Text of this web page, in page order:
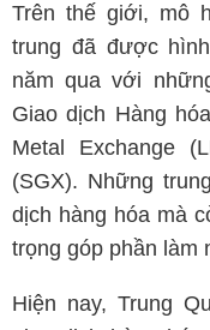
Trên thế giới, mô
trung đã được
năm qua với
Giao dịch Hàng
Metal Exchange
(SGX). Những
dịch hàng hóa mà
trọng góp phần làm
Hiện nay, Trung